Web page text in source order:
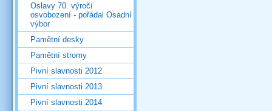
Oslavy 70. výročí
osvobození - pořádal Osadní
výbor
Pamětní desky
Pamětní stromy
Pivní slavnosti 2012
Pivní slavnosti 2013
Pivní slavnosti 2014